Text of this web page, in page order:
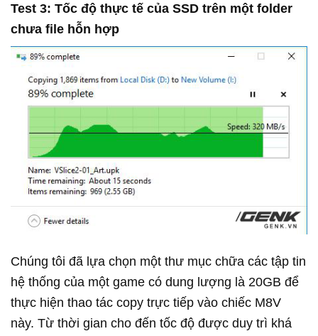
Test 3: Tốc độ thực tế của SSD trên một folder
chưa file hỗn hợp
Chúng tôi đã lựa chọn một thư mục chữa các tập tin
hệ thống của một game có dung lượng là 20GB để
thực hiện thao tác copy trực tiếp vào chiếc M8V
này. Từ thời gian cho đến tốc độ được duy trì khá